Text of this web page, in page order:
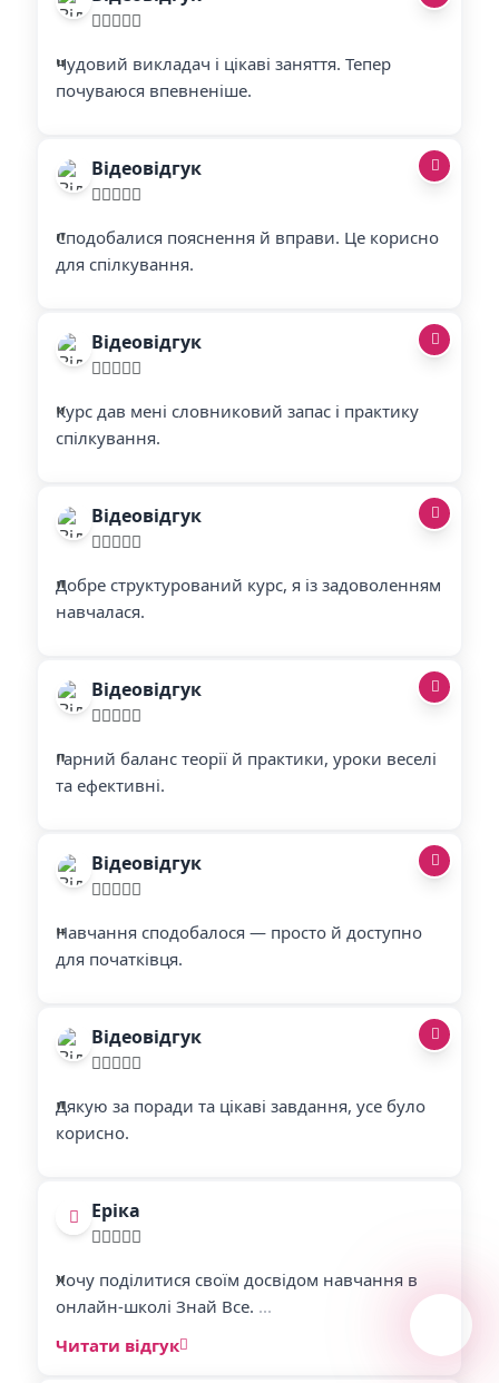
"
Чудовий викладач і цікаві заняття. Тепер
почуваюся впевненіше.
"
Відеовідгук
"
Сподобалися пояснення й вправи. Це корисно
для спілкування.
"
Відеовідгук
"
Курс дав мені словниковий запас і практику
спілкування.
"
Відеовідгук
"
Добре структурований курс, я із задоволенням
навчалася.
"
Відеовідгук
"
Гарний баланс теорії й практики, уроки веселі
та ефективні.
"
Відеовідгук
"
Навчання сподобалося — просто й доступно
для початківця.
"
Відеовідгук
"
Дякую за поради та цікаві завдання, усе було
корисно.
"
Еріка
"
Хочу поділитися своїм досвідом навчання в
онлайн-школі Знай Все. ...
Читати відгук
"